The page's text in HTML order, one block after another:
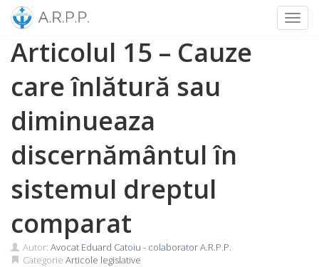
SkipArticolul 15 – Cauze
care înlătură sau
diminueaza
discernământul în
sistemul dreptul
comparat
Autor: Avocat Eduard Catoiu - colaborator A.R.P.P.
Categorie Articole legislative